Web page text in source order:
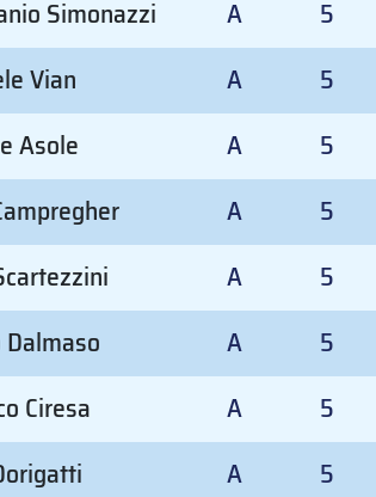
Simonazzi A 5
Vian A 5
Asole A 5
A 5
A 5
A 5
Ciresa A 5
A 5